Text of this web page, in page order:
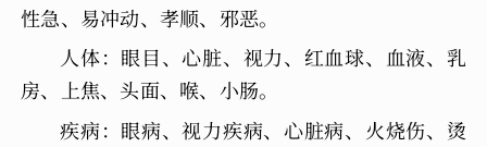
性急、易冲动、孝顺、邪恶。
人体：眼目、心脏、视力、红血球、血液、乳
房、上焦、头面、喉、小肠。
疾病：眼病、视力疾病、心脏病、火烧伤、烫